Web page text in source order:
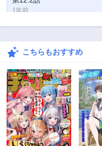
1年前
第11.4話
第11.2話
第11話
1年前
第10.2話
3ヶ月前
第10話
1年前
こちらもおすすめ